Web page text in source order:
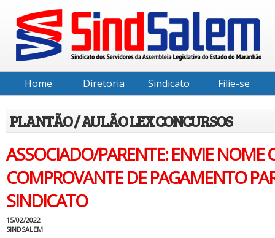
Home Diretoria Sindicato Filie-se
PLANTÃO / AULÃO LEX CONCURSOS
ASSOCIADO/PARENTE: ENVIE NOME
COMPROVANTE DE PAGAMENTO
SINDICATO
15/02/2022
SINDSALEM